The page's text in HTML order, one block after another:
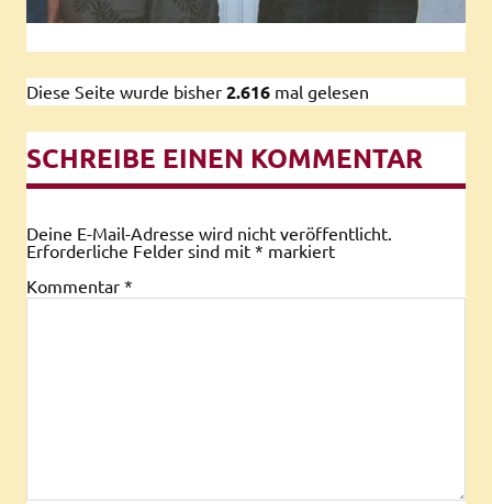
Diese Seite wurde bisher 2.616 mal gelesen
SCHREIBE EINEN KOMMENTAR
Deine E-Mail-Adresse wird nicht veröffentlicht.
Erforderliche Felder sind mit * markiert
Kommentar *